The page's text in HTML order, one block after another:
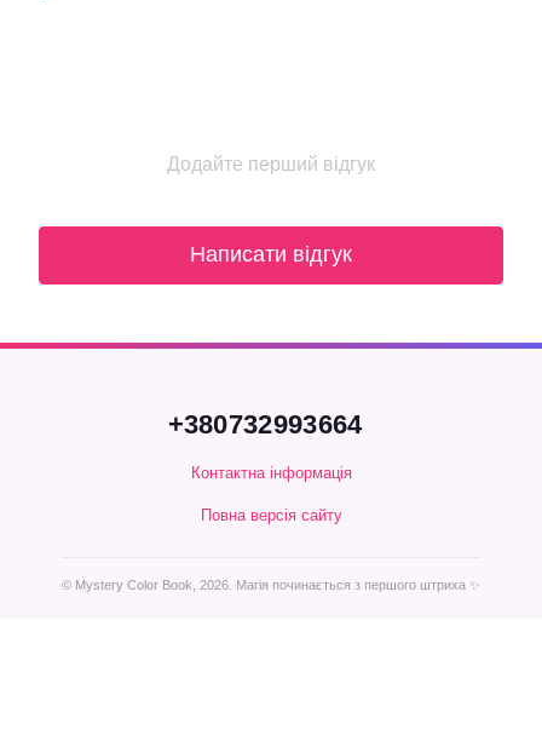
Додайте перший відгук
Написати відгук
+380732993664
Контактна інформація
Повна версія сайту
© Mystery Color Book, 2026. Магія починається з першого штриха ✨